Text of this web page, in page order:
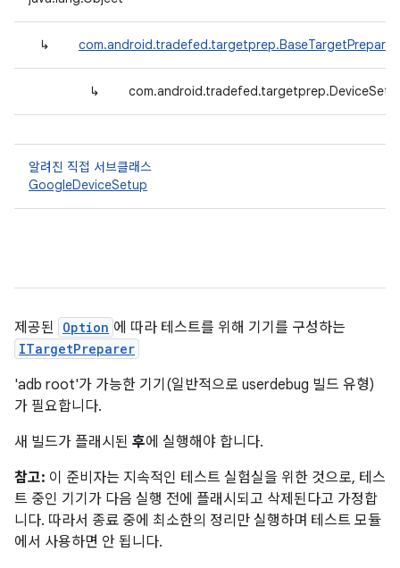
↳ com.android.tradefed.targetprep.BaseTargetPreparer
↳
알려진 직접 서브클래스
GoogleDeviceSetup
제공된 Option 에 따라 테스트를 위해 기기를 구성하는
ITargetPreparer
'adb root'가 가능한 기기(일반적으로 userdebug 빌드 유형)
가 필요합니다.
새 빌드가 플래시된 후에 실행해야 합니다.
참고: 이 준비자는 지속적인 테스트 실험실을 위한 것으로, 테스
트 중인 기기가 다음 실행 전에 플래시되고 삭제된다고 가정합
니다. 따라서 종료 중에 최소한의 정리만 실행하며 테스트 모듈
에서 사용하면 안 됩니다.